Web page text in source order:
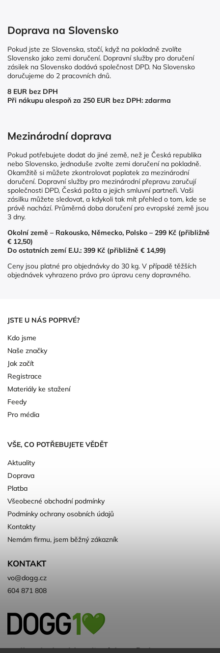
Doprava na Slovensko
Pokud jste ze Slovenska, stačí, když na pokladně zvolíte
Slovensko jako zemi doručení. Dopravní služby pro doručení
zásilek na Slovensko dodává společnost DPD. Na Slovensko
doručujeme do 2 pracovních dnů.
8 EUR bez DPH
Při nákupu alespoň za 250 EUR bez DPH: zdarma
Mezinárodní doprava
Pokud potřebujete dodat do jiné země, než je Česká republika
nebo Slovensko, jednoduše zvolte zemi doručení na pokladně.
Okamžitě si můžete zkontrolovat poplatek za mezinárodní
doručení. Dopravní služby pro mezinárodní přepravu zaručují
společnosti DPD, Česká pošta a jejich smluvní partneři. Vaši
zásilku můžete sledovat, a kdykoli tak mít přehled o tom, kde se
právě nachází. Průměrná doba doručení pro evropské země jsou
3 dny.
Okolní země – Rakousko, Německo, Polsko – 299 Kč (přibližně
€ 12,50)
Do ostatních zemí E.U.: 399 Kč (přibližně € 14,99)
Ceny jsou platné pro objednávky do 30 kg. V případě těžších
objednávek vyhrazeno právo pro úpravu ceny dopravného.
JSTE U NÁS POPRVÉ?
Kdo jsme
Naše značky
Jak začít
Registrace
Materiály ke stažení
Feedy
Pro média
VŠE, CO POTŘEBUJETE VĚDĚT
Aktuality
Doprava
Platba
Všeobecné obchodní podmínky
Podmínky ochrany osobních údajů
Kontakty
Nemám firmu, jsem běžný zákazník
KONTAKT
vo@dogg.cz
604 871 808